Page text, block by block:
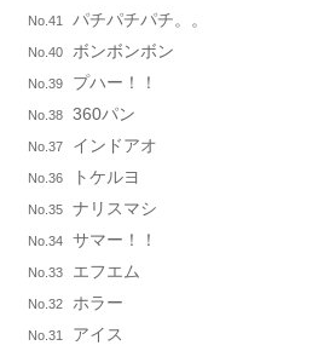
No.41 パチパチパチ。。
No.40 ボンボンボン
No.39 プハー！！
No.38 360パン
No.37 インドアオ
No.36 トケルヨ
No.35 ナリスマシ
No.34 サマー！！
No.33 エフエム
No.32 ホラー
No.31 アイス